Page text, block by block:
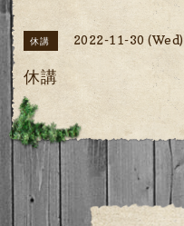
休講 2022-11-30 (Wed)
休講